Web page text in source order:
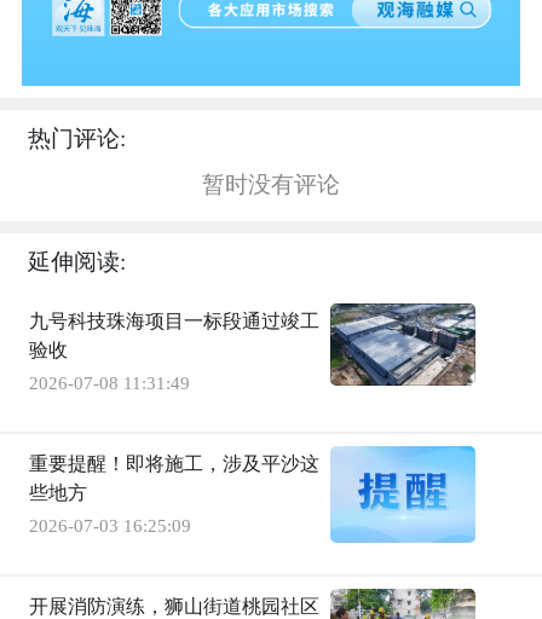
热门评论:
暂时没有评论
延伸阅读:
九号科技珠海项目一标段通过竣工
验收
2026-07-08 11:31:49
重要提醒！即将施工，涉及平沙这
些地方
2026-07-03 16:25:09
开展消防演练，狮山街道桃园社区